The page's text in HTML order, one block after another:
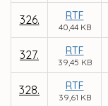
326. RTF
40,44 KB
327. RTF
39,45 KB
328. RTF
39,61 KB